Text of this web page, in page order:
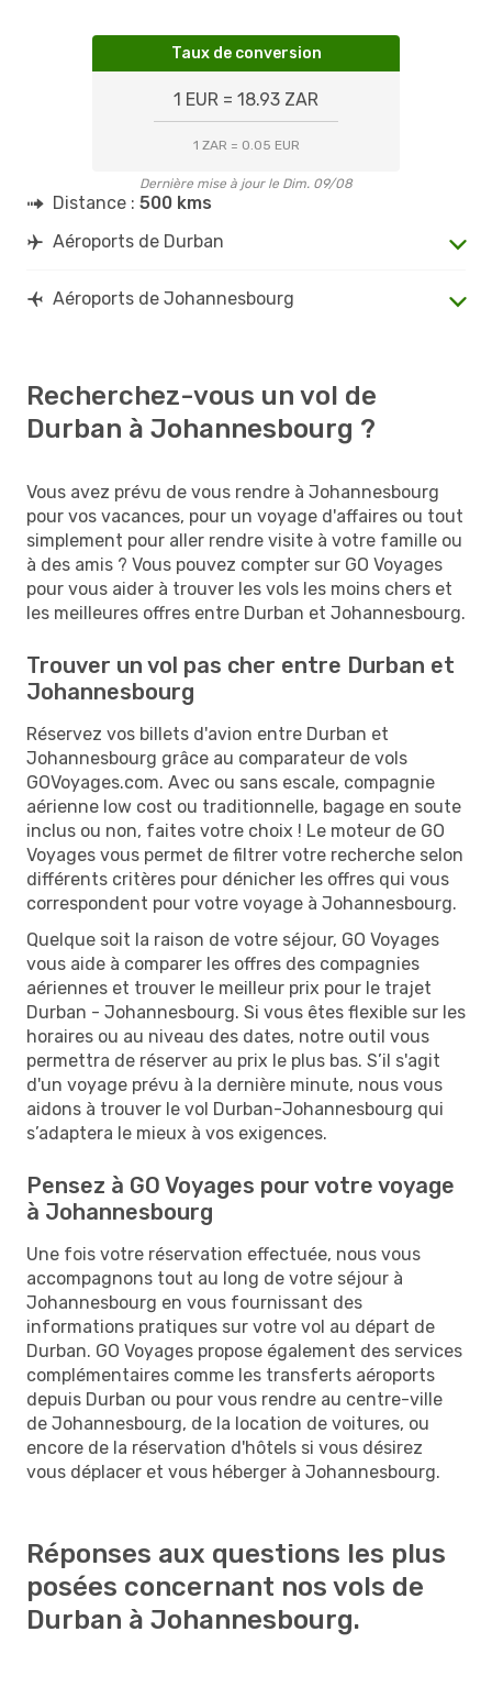
Taux de conversion
1 EUR = 18.93 ZAR
1 ZAR = 0.05 EUR
Dernière mise à jour le Dim. 09/08
Distance : 500 kms
Aéroports de Durban
Aéroports de Johannesbourg
Recherchez-vous un vol de
Durban à Johannesbourg ?
Vous avez prévu de vous rendre à Johannesbourg
pour vos vacances, pour un voyage d'affaires ou tout
simplement pour aller rendre visite à votre famille ou
à des amis ? Vous pouvez compter sur GO Voyages
pour vous aider à trouver les vols les moins chers et
les meilleures offres entre Durban et Johannesbourg.
Trouver un vol pas cher entre Durban et
Johannesbourg
Réservez vos billets d'avion entre Durban et
Johannesbourg grâce au comparateur de vols
GOVoyages.com. Avec ou sans escale, compagnie
aérienne low cost ou traditionnelle, bagage en soute
inclus ou non, faites votre choix ! Le moteur de GO
Voyages vous permet de filtrer votre recherche selon
différents critères pour dénicher les offres qui vous
correspondent pour votre voyage à Johannesbourg.
Quelque soit la raison de votre séjour, GO Voyages
vous aide à comparer les offres des compagnies
aériennes et trouver le meilleur prix pour le trajet
Durban - Johannesbourg. Si vous êtes flexible sur les
horaires ou au niveau des dates, notre outil vous
permettra de réserver au prix le plus bas. S’il s'agit
d'un voyage prévu à la dernière minute, nous vous
aidons à trouver le vol Durban-Johannesbourg qui
s’adaptera le mieux à vos exigences.
Pensez à GO Voyages pour votre voyage
à Johannesbourg
Une fois votre réservation effectuée, nous vous
accompagnons tout au long de votre séjour à
Johannesbourg en vous fournissant des
informations pratiques sur votre vol au départ de
Durban. GO Voyages propose également des services
complémentaires comme les transferts aéroports
depuis Durban ou pour vous rendre au centre-ville
de Johannesbourg, de la location de voitures, ou
encore de la réservation d'hôtels si vous désirez
vous déplacer et vous héberger à Johannesbourg.
Réponses aux questions les plus
posées concernant nos vols de
Durban à Johannesbourg.